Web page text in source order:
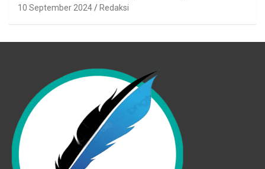
10 September 2024 Redaksi